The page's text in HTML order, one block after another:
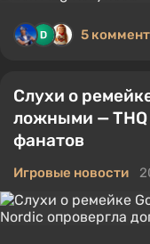
5
Слухи о
ложными — THQ
фанатов
Игровые новости